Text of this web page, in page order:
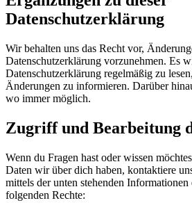
Datenschutzerklärung
Wir behalten uns das Recht vor,
Datenschutzerklärung vorzunehmen. Es
Datenschutzerklärung regelmäßig zu
Änderungen zu informieren. Darüber
wo immer möglich.
Zugriff und Bearbeitung
Wenn du Fragen hast oder wissen
Daten wir über dich haben, kontaktiere
mittels der unten stehenden
folgenden Rechte: